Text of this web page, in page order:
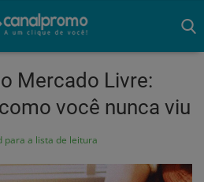
Mercado Livre:
você nunca viu
para a lista de leitura